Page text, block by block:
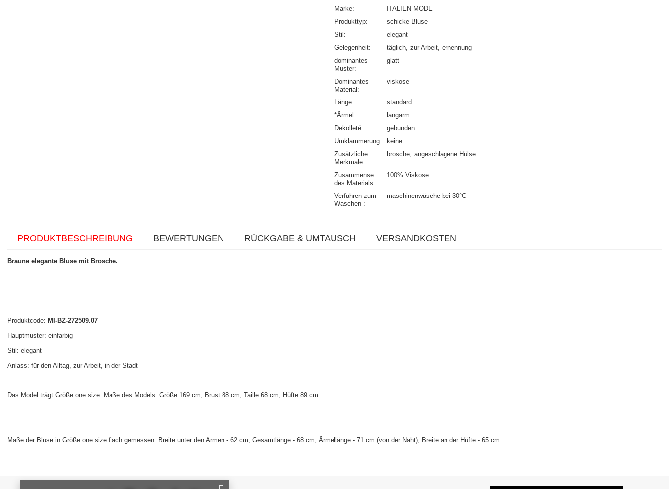
Marke
ITALIEN MODE
Produkttyp
schicke Bluse
Stil
elegant
Gelegenheit
täglich zur Arbeit ernennung
dominantes
Muster
glatt
Dominantes
Material
viskose
Länge
standard
*Ärmel
langarm
Dekolleté
gebunden
Umklammerung
keine
Zusätzliche
Merkmale
brosche angeschlagene Hülse
Zusammensetzung
des Materials
100% Viskose
Verfahren zum
Waschen
maschinenwäsche bei 30°C
PRODUKTBESCHREIBUNG BEWERTUNGEN RÜCKGABE & UMTAUSCH VERSANDKOSTEN
Braune elegante Bluse mit Brosche.
Produktcode: MI-BZ-272509.07
Hauptmuster: einfarbig
Stil: elegant
Anlass: für den Alltag, zur Arbeit, in der Stadt
Das Model trägt Größe one size. Maße des Models: Größe 169 cm, Brust 88 cm, Taille 68 cm, Hüfte 89 cm
Maße der Bluse in Größe one size flach gemessen: Breite unter den Armen - 62 cm, Gesamtlänge - 68 cm, Ärmellänge - 71 cm (von der Naht), Breite an der Hüfte - 65 cm.